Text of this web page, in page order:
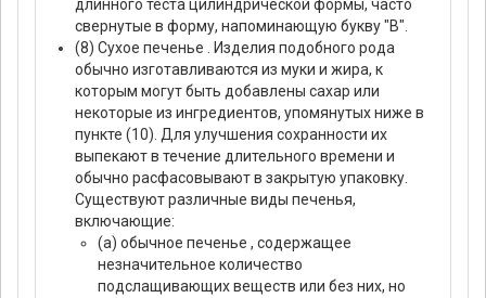
длинного теста цилиндрической формы, часто
свернутые в форму, напоминающую букву "В".
(8) Сухое печенье . Изделия подобного рода
обычно изготавливаются из муки и жира, к
которым могут быть добавлены сахар или
некоторые из ингредиентов, упомянутых ниже в
пункте (10). Для улучшения сохранности их
выпекают в течение длительного времени и
обычно расфасовывают в закрытую упаковку.
Существуют различные виды печенья,
включающие:
(а) обычное печенье , содержащее
незначительное количество
подслащивающих веществ или без них, но